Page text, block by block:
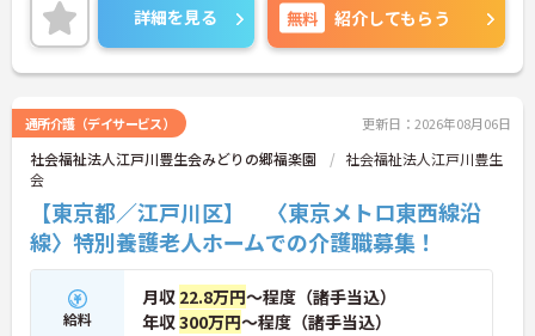
詳細を見る 無料 紹介してもらう
通所介護（デイサービス） 更新日：2026年08月06日
社会福祉法人江戸川豊生会みどりの郷福楽園
社会福祉法人江戸川豊生
会
【東京都／江戸川区】 〈東京メトロ東西線沿
線〉特別養護老人ホームでの介護職募集！
給料
月収 22.8万円～程度（諸手当込）
年収300万円～程度（諸手当込）